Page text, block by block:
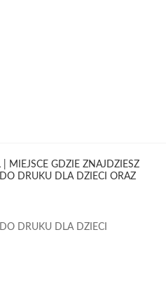
MIEJSCE GDZIE ZNAJDZIESZ
DRUKU DLA DZIECI ORAZ
DRUKU DLA DZIECI